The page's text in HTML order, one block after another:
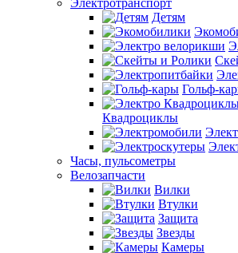
Электротранспорт
Детям
Гольф-
Квадроциклы
Часы, пульсометры
Велозапчасти
Вилки
Втулки
Защита
Звезды
Камеры